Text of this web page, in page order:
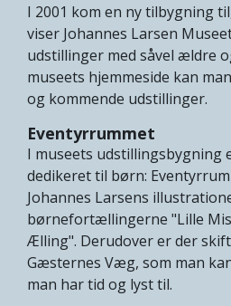
I 2001 kom en ny tilbygning
viser Johannes Larsen
udstillinger med såvel ældre
museets hjemmeside kan
og kommende udstillinger.
Eventyrrummet
I museets udstillingsbygning
dedikeret til børn:
Johannes Larsens
børnefortællingerne "Lille
Ælling". Derudover er der
Gæsternes Væg, som man
man har tid og lyst til.